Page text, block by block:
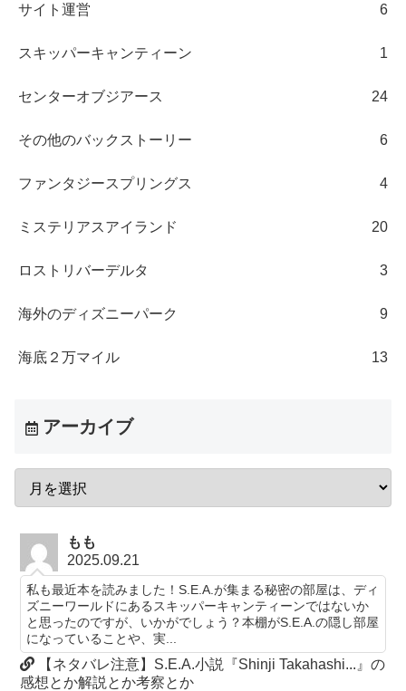
サイト運営 6
スキッパーキャンティーン 1
センターオブジアース 24
その他のバックストーリー 6
ファンタジースプリングス 4
ミステリアスアイランド 20
ロストリバーデルタ 3
海外のディズニーパーク 9
海底２万マイル 13
アーカイブ
もも
2025.09.21
私も最近本を読みました！S.E.A.が集まる秘密の部屋は、ディ
ズニーワールドにあるスキッパーキャンティーンではないか
と思ったのですが、いかがでしょう？本棚がS.E.A.の隠し部屋
になっていることや、実...
【ネタバレ注意】S.E.A.小説『Shinji Takahashi...』の
感想とか解説とか考察とか